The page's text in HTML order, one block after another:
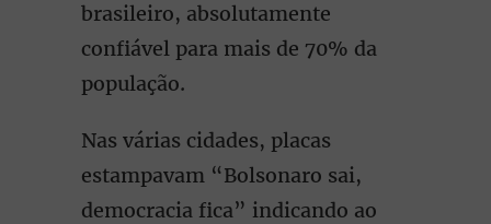
brasileiro, absolutamente
confiável para mais de 70% da
população.
Nas várias cidades, placas
estampavam “Bolsonaro sai,
democracia fica” indicando ao